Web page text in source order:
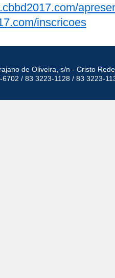
inscricoes
de Oliveira, s/n - Cristo
6702 / 83 3223-1128 / 83 3223-